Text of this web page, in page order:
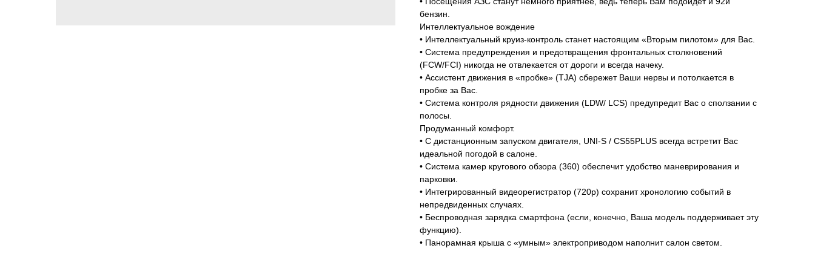
бензин.
Интеллектуальное вождение
• Интеллектуальный круиз-контроль станет настоящим «Вторым пилотом» для Вас.
• Система предупреждения и предотвращения фронтальных столкновений
(FCW/FCI) никогда не отвлекается от дороги и всегда начеку.
• Ассистент движения в «пробке» (TJA) сбережет Ваши нервы и потолкается в
пробке за Вас.
• Система контроля рядности движения (LDW/ LCS) предупредит Вас о сползании с
полосы.
Продуманный комфорт.
• С дистанционным запуском двигателя, UNI-S / CS55PLUS всегда встретит Вас
идеальной погодой в салоне.
• Система камер кругового обзора (360) обеспечит удобство маневрирования и
парковки.
• Интегрированный видеорегистратор (720p) сохранит хронологию событий в
непредвиденных случаях.
• Беспроводная зарядка смартфона (если, конечно, Ваша модель поддерживает эту
функцию).
• Панорамная крыша с «умным» электроприводом наполнит салон светом.